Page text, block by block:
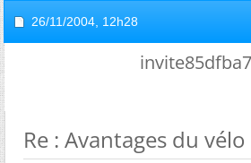
26/11/2004, 12h28
Re : Avantages du vélo